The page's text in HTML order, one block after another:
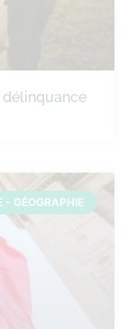
- GÉOGRAPHIE